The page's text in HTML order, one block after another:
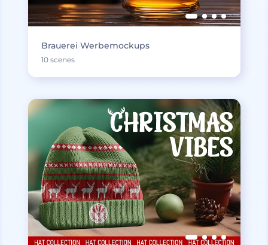
Brauerei Werbemockups
10 scenes